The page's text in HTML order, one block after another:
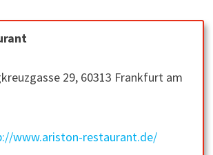
29, 60313 Frankfurt am
www.ariston-restaurant.de/